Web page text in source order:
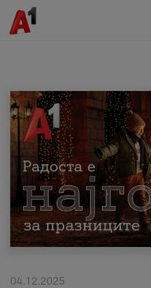
МК EN SQ
Приватни
Поддршка
Надополни кредит
04.12.2025